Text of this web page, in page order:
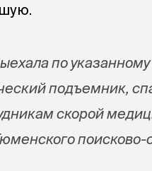
по
подъемник,
скорой
поисково-